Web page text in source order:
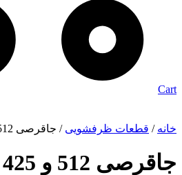
Cart
خانه / قطعات ظرفشویی / جاقرصی 512 و 425 ظرفشویی ال جی